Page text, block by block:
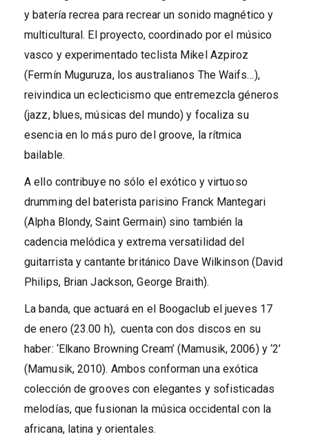
y batería recrea para recrear un sonido magnético y
multicultural. El proyecto, coordinado por el músico
vasco y experimentado teclista Mikel Azpiroz
(Fermín Muguruza, los australianos The Waifs…),
reivindica un eclecticismo que entremezcla géneros
(jazz, blues, músicas del mundo) y focaliza su
esencia en lo más puro del groove, la rítmica
bailable.
A ello contribuye no sólo el exótico y virtuoso
drumming del baterista parisino Franck Mantegari
(Alpha Blondy, Saint Germain) sino también la
cadencia melódica y extrema versatilidad del
guitarrista y cantante británico Dave Wilkinson (David
Philips, Brian Jackson, George Braith).
La banda, que actuará en el Boogaclub el jueves 17
de enero (23.00 h), cuenta con dos discos en su
haber: ‘Elkano Browning Cream’ (Mamusik, 2006) y ‘2’
(Mamusik, 2010). Ambos conforman una exótica
colección de grooves con elegantes y sofisticadas
melodías, que fusionan la música occidental con la
africana, latina y orientales.